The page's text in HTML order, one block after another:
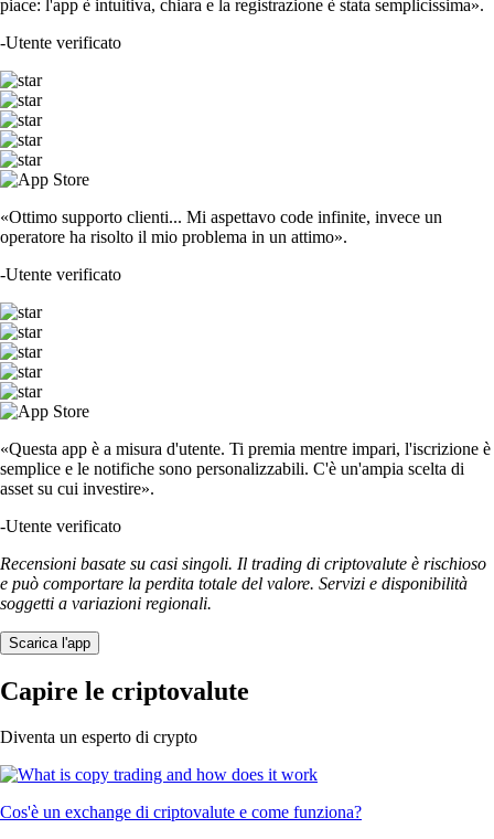
piace: l'app è intuitiva, chiara e la registrazione è stata semplicissima».
-Utente verificato
«Ottimo supporto clienti... Mi aspettavo code infinite, invece un
operatore ha risolto il mio problema in un attimo».
-Utente verificato
«Questa app è a misura d'utente. Ti premia mentre impari, l'iscrizione è
semplice e le notifiche sono personalizzabili. C'è un'ampia scelta di
asset su cui investire».
-Utente verificato
Recensioni basate su casi singoli. Il trading di criptovalute è rischioso
e può comportare la perdita totale del valore. Servizi e disponibilità
soggetti a variazioni regionali.
Scarica l'app
Capire le criptovalute
Diventa un esperto di crypto
Cos'è un exchange di criptovalute e come funziona?